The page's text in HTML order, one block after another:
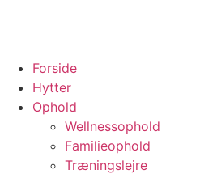
Forside
Hytter
Ophold
Wellnessophold
Familieophold
Træningslejre